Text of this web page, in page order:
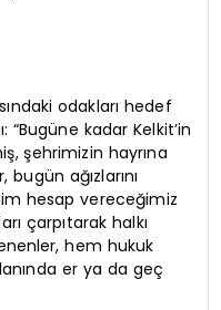
odakları hedef
“Bugüne kadar Kelkit’in
şehrimizin hayrına
ağızlarını
hesap vereceğimiz
çarpıtarak halkı
hem hukuk
er ya da geç